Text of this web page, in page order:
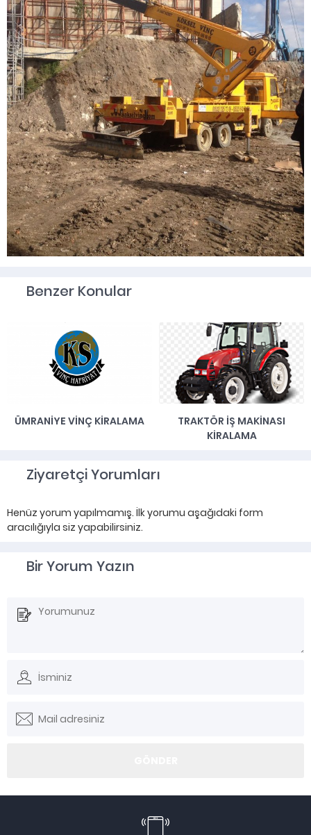
Benzer Konular
ÜMRANIYE VINÇ KIRALAMA
TRAKTÖR IŞ MAKINASI
KIRALAMA
Ziyaretçi Yorumları
Henüz yorum yapılmamış. İlk yorumu aşağıdaki form
aracılığıyla siz yapabilirsiniz.
Bir Yorum Yazın